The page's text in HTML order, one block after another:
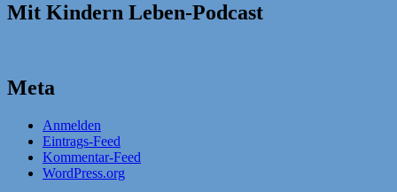
Mit Kindern Leben-Podcast
Meta
Anmelden
Eintrags-Feed
Kommentar-Feed
WordPress.org